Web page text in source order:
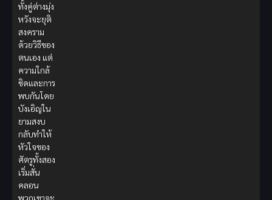
ทั้งคู่ต่างมุ่ง
หวังจะยุติ
สงคราม
ด้วยวิธีของ
ตนเอง แต่
ความใกล้
ชิดและการ
พบกันโดย
บังเอิญใน
ยามสงบ
กลับทำให้
หัวใจของ
ศัตรูทั้งสอง
เริ่มสั่น
คลอน
พวกเขาจะ